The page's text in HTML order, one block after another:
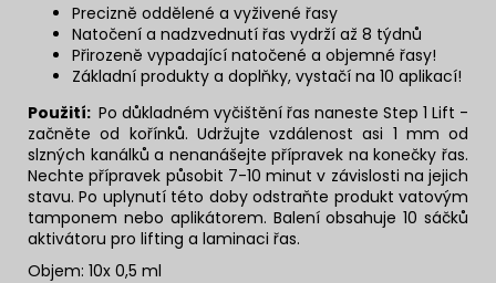
Precizně oddělené a vyživené řasy
Natočení a nadzvednutí řas vydrží až 8 týdnů
Přirozeně vypadající natočené a objemné řasy!
Základní produkty a doplňky, vystačí na 10 aplikací!
Použití: Po důkladném vyčištění řas naneste Step 1 Lift -
začněte od kořínků. Udržujte vzdálenost asi 1 mm od
slzných kanálků a nenanášejte přípravek na konečky řas.
Nechte přípravek působit 7-10 minut v závislosti na jejich
stavu. Po uplynutí této doby odstraňte produkt vatovým
tamponem nebo aplikátorem. Balení obsahuje 10 sáčků
aktivátoru pro lifting a laminaci řas.
Objem: 10x 0,5 ml